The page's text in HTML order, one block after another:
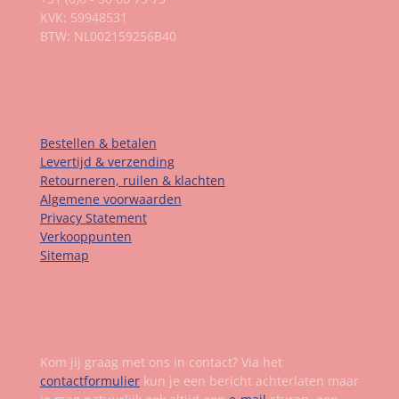
KVK: 59948531
BTW: NL002159256B40
Bestellen & betalen
Levertijd & verzending
Retourneren, ruilen & klachten
Algemene voorwaarden
Privacy Statement
Verkooppunten
Sitemap
Kom jij graag met ons in contact? Via het
contactformulierkun je een bericht achterlaten maar